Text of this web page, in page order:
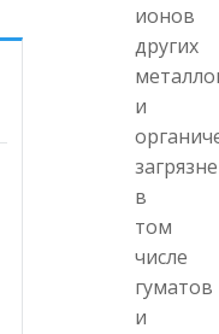
ионов
других
и
в
том
числе
гуматов
и